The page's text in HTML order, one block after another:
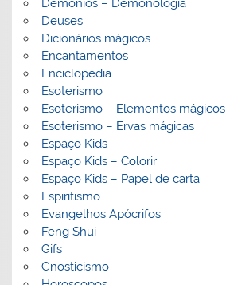
Demónios – Demonologia
Deuses
Dicionários mágicos
Encantamentos
Enciclopedia
Esoterismo
Esoterismo – Elementos mágicos
Esoterismo – Ervas mágicas
Espaço Kids
Espaço Kids – Colorir
Espaço Kids – Papel de carta
Espiritismo
Evangelhos Apócrifos
Feng Shui
Gifs
Gnosticismo